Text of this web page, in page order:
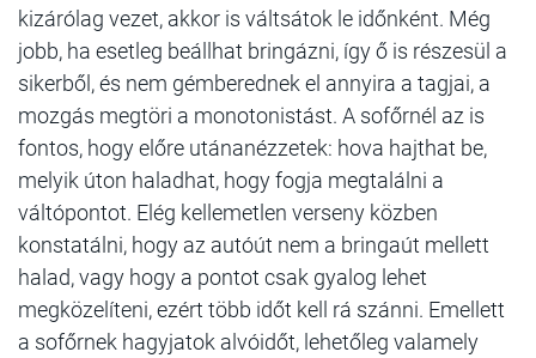
kizárólag vezet, akkor is váltsátok le időnként. Még
jobb, ha esetleg beállhat bringázni, így ő is részesül a
sikerből, és nem gémberednek el annyira a tagjai, a
mozgás megtöri a monotonistást. A sofőrnél az is
fontos, hogy előre utánanézzetek: hova hajthat be,
melyik úton haladhat, hogy fogja megtalálni a
váltópontot. Elég kellemetlen verseny közben
konstatálni, hogy az autóút nem a bringaút mellett
halad, vagy hogy a pontot csak gyalog lehet
megközelíteni, ezért több időt kell rá szánni. Emellett
a sofőrnek hagyjatok alvóidőt, lehetőleg valamely